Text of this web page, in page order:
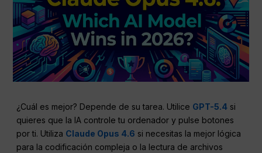
¿Cuál es mejor? Depende de su tarea. Utilice GPT-5.4 si
quieres que la IA controle tu ordenador y pulse botones
por ti. Utiliza Claude Opus 4.6 si necesitas la mejor lógica
para la codificación compleja o la lectura de archivos